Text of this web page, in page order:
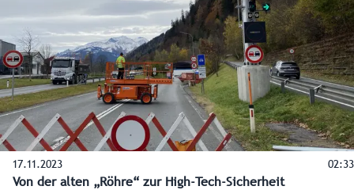
gewährleisten.
17.11.2023 02:33
Von der alten „Röhre“ zur High-Tech-Sicherheit